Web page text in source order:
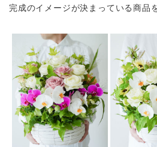
完成のイメージが決まっている商品